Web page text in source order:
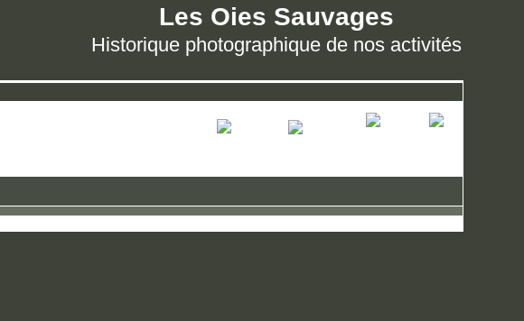
Les Oies Sauvages
Historique photographique de nos activités